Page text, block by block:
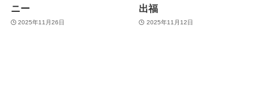
ニー
2025年11月26日
出福
2025年11月12日